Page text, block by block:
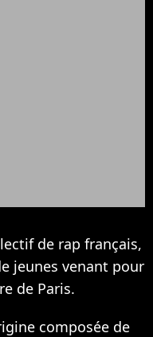
de rap français,
jeunes venant pour
de Paris.
composée de